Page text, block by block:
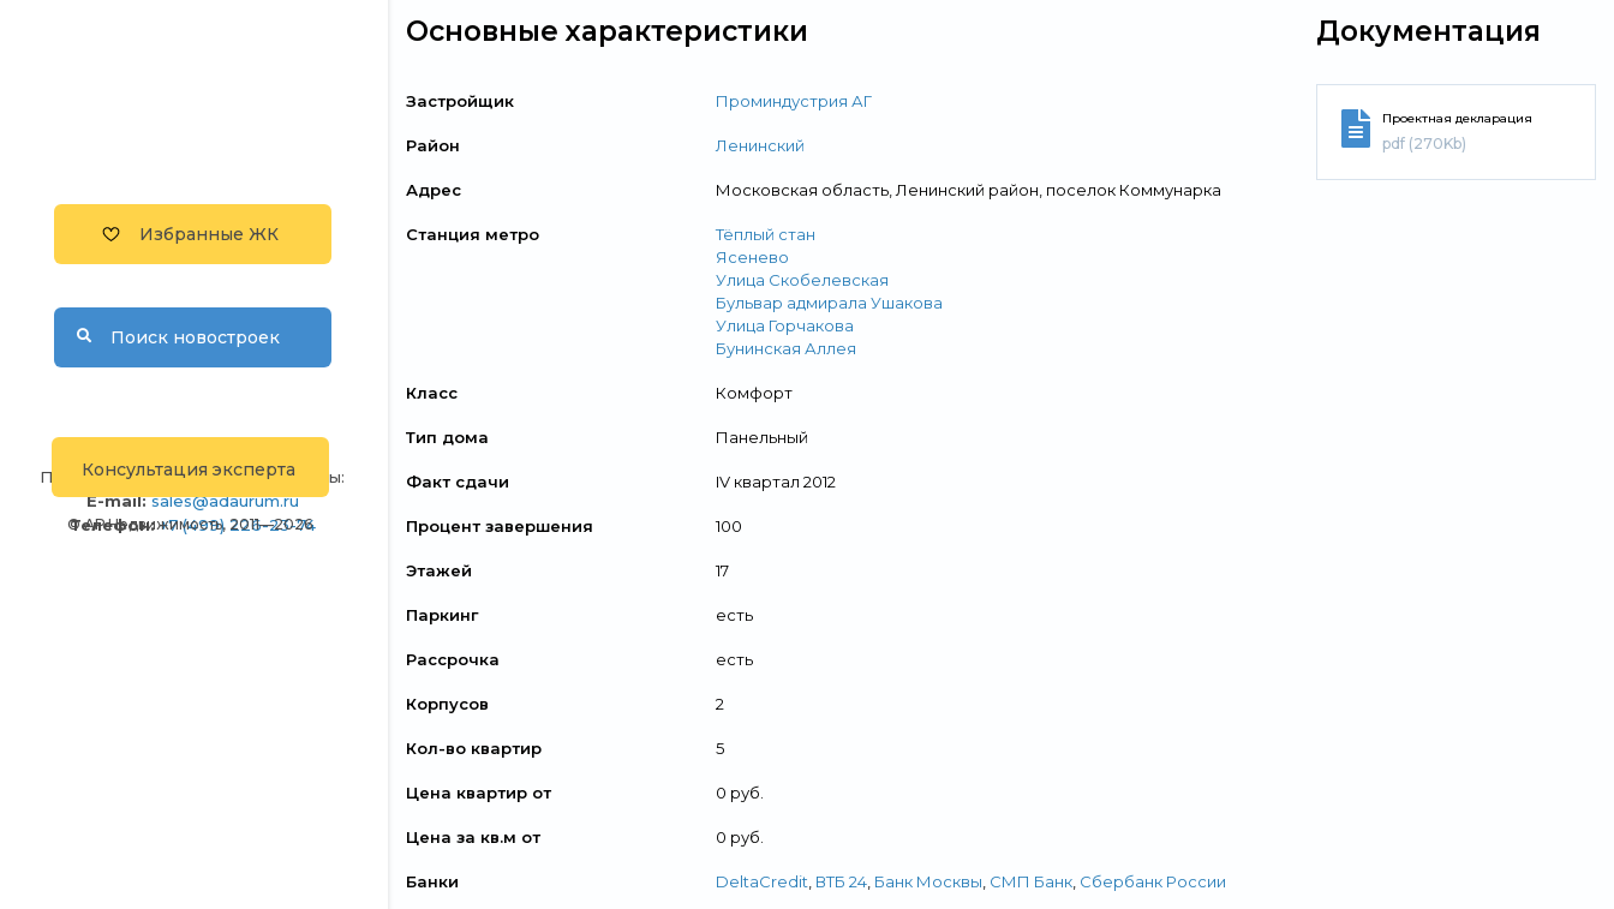
Избранные ЖК
Поиск новостроек
По вопросам размещения рекламы:
E-mail: sales@adaurum.ru
Телефон: +7 (499) 226-23-74
Консультация эксперта
© АР Недвижимость, 2011—2026
Основные характеристики
Застройщик Проминдустрия АГ
Район Ленинский
Адрес Московская область, Ленинский район, поселок Коммунарка
Станция метро
Тёплый стан
Ясенево
Улица Скобелевская
Бульвар адмирала Ушакова
Улица Горчакова
Бунинская Аллея
Класс Комфорт
Тип дома Панельный
Факт сдачи IV квартал 2012
Процент завершения 100
Этажей 17
Паркинг есть
Рассрочка есть
Корпусов 2
Кол-во квартир 5
Цена квартир от 0 руб.
Цена за кв.м от 0 руб.
Банки DeltaCredit, ВТБ 24, Банк Москвы, СМП Банк, Сбербанк России
Документация
Проектная декларация
pdf (270Kb)